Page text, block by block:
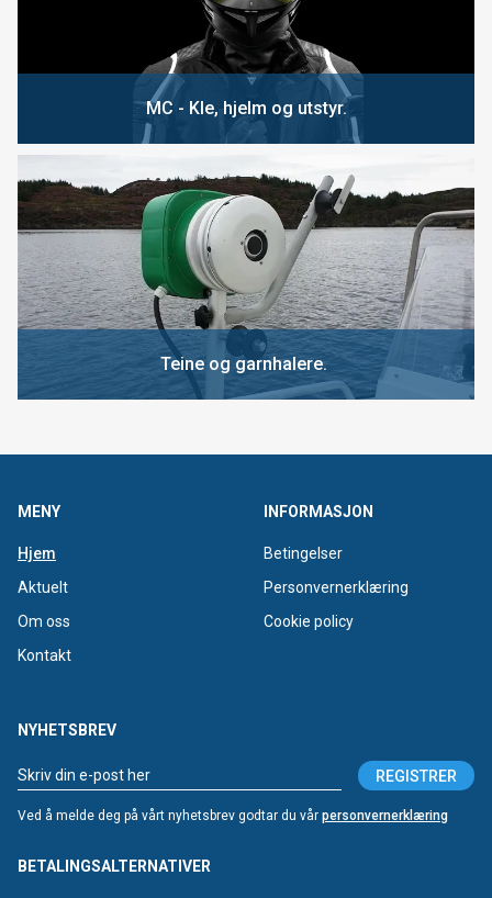
MC - Kle, hjelm og utstyr.
Teine og garnhalere.
MENY
Hjem
Aktuelt
Om oss
Kontakt
INFORMASJON
Betingelser
Personvernerklæring
Cookie policy
NYHETSBREV
REGISTRER
Ved å melde deg på vårt nyhetsbrev godtar du vår personvernerklæring
BETALINGSALTERNATIVER